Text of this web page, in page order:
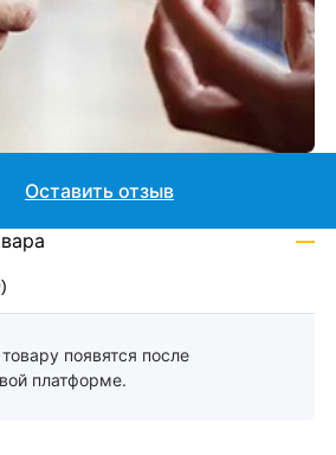
)
появятся после
платформе.
Оставить отзыв
—